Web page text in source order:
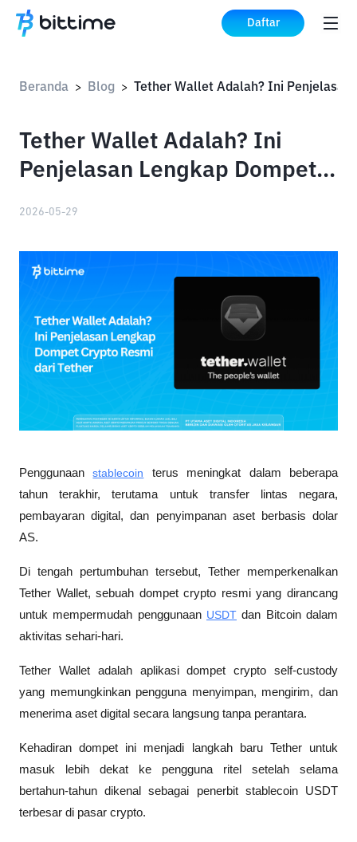
Daftar
Beranda > Blog >
Tether Wallet Adalah? Ini
Penjelasan Lengkap Dompet
2026-05-29
Penggunaan stablecoin terus meningkat dalam beberapa
tahun terakhir, terutama untuk transfer lintas negara,
pembayaran digital, dan penyimpanan aset berbasis dolar
AS.
Di tengah pertumbuhan tersebut, Tether memperkenalkan
Tether Wallet, sebuah dompet crypto resmi yang dirancang
untuk mempermudah penggunaan USDT dan Bitcoin dalam
aktivitas sehari-hari.
Tether Wallet adalah aplikasi dompet crypto self-custody
yang memungkinkan pengguna menyimpan, mengirim, dan
menerima aset digital secara langsung tanpa perantara.
Kehadiran dompet ini menjadi langkah baru Tether untuk
masuk lebih dekat ke pengguna ritel setelah selama
bertahun-tahun dikenal sebagai penerbit stablecoin USDT
terbesar di pasar crypto.